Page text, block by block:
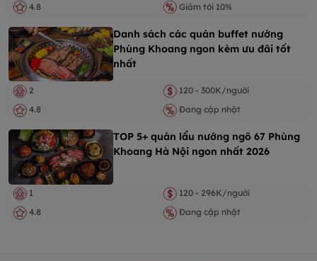
4.8
Giảm tới 10%
Danh sách các quán buffet nướng
Phùng Khoang ngon kèm ưu đãi tốt
nhất
2
120 - 300K/người
4.8
Đang cập nhật
TOP 5+ quán lẩu nướng ngõ 67 Phùng
Khoang Hà Nội ngon nhất 2026
1
120 - 296K/người
4.8
Đang cập nhật